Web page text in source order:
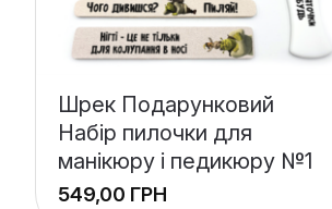
Шрек Подарунковий
Набір пилочки для
манікюру і педикюру №1
ГРН